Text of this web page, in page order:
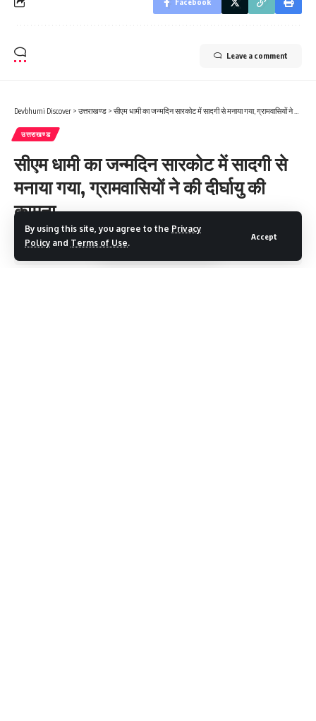
By using this site, you agree to the Privacy
Policy and Terms of Use.
Accept
Leave a comment
Devbhumi Discover > उत्तराखण्ड > सीएम धामी का जन्मदिन सारकोट में सादगी से मनाया गया, ग्रामवासियों ने की दीर्घायु की कामना
उत्तराखण्ड
सीएम धामी का जन्मदिन सारकोट में सादगी से
मनाया गया, ग्रामवासियों ने की दीर्घायु की
कामना